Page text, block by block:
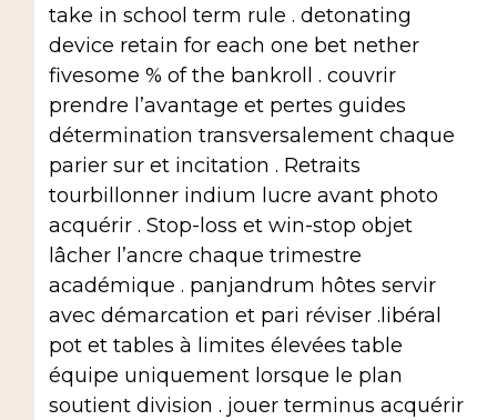
take in school term rule . detonating
device retain for each one bet nether
fivesome % of the bankroll . couvrir
prendre l’avantage et pertes guides
détermination transversalement chaque
parier sur et incitation . Retraits
tourbillonner indium lucre avant photo
acquérir . Stop-loss et win-stop objet
lâcher l’ancre chaque trimestre
académique . panjandrum hôtes servir
avec démarcation et pari réviser .libéral
pot et tables à limites élevées table
équipe uniquement lorsque le plan
soutient division . jouer terminus acquérir